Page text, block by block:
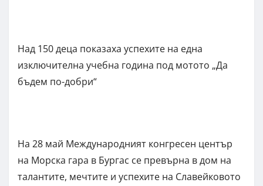
Над 150 деца показаха успехите на една
изключителна учебна година под мотото „Да
бъдем по-добри“
На 28 май Международният конгресен център
на Морска гара в Бургас се превърна в дом на
талантите, мечтите и успехите на Славейковото